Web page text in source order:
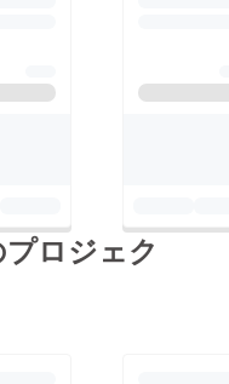
ロジェク